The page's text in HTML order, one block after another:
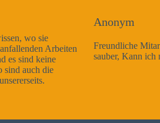
Freundliche Mitarbeiter,
sauber, Kann ich nur weiterempfehlen